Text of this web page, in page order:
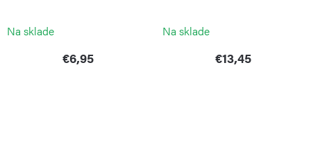
Na sklade
€6,95
Na sklade
€13,45